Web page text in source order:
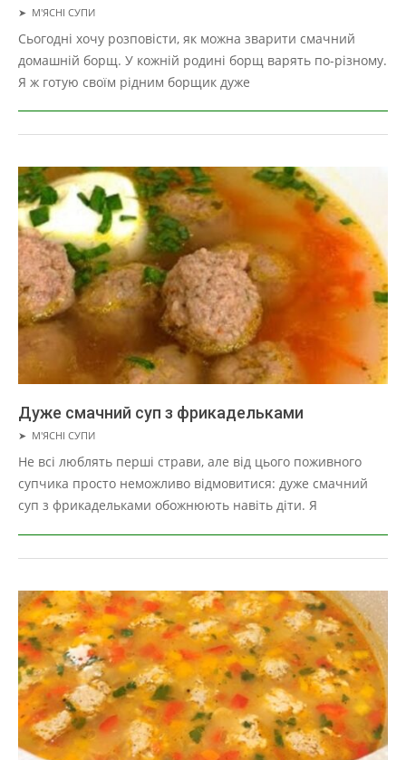
2019-
03-
➤ М'ЯСНІ СУПИ
Сьогодні хочу розповісти, як можна зварити смачний
домашній борщ. У кожній родині борщ варять по-різному.
Я ж готую своїм рідним борщик дуже
Дуже смачний суп з фрикадельками
2019-
03-
27
➤ М'ЯСНІ СУПИ
Не всі люблять перші страви, але від цього поживного
супчика просто неможливо відмовитися: дуже смачний
суп з фрикадельками обожнюють навіть діти. Я